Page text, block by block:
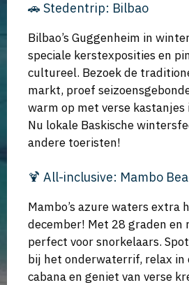
🚗 Stedentrip: Bilbao
Bilbao’s Guggenheim in
speciale kerstexposities en
cultureel. Bezoek de
markt, proef
warm op met verse kastanjes
Nu lokale Baskische
andere toeristen!
🍹 All-inclusive: Mambo
Mambo’s azure waters extra
december! Met 28 graden en
perfect voor snorkelaars.
bij het onderwaterrif, relax in
cabana en geniet van verse